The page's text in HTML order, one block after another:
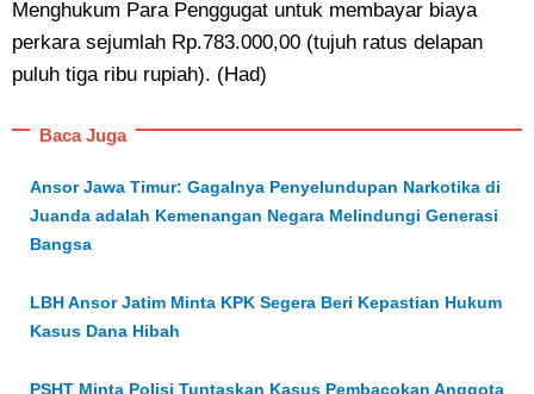
Menghukum Para Penggugat untuk membayar biaya
perkara sejumlah Rp.783.000,00 (tujuh ratus delapan
puluh tiga ribu rupiah). (Had)
Baca Juga
Ansor Jawa Timur: Gagalnya Penyelundupan Narkotika di
Juanda adalah Kemenangan Negara Melindungi Generasi
Bangsa
LBH Ansor Jatim Minta KPK Segera Beri Kepastian Hukum
Kasus Dana Hibah
PSHT Minta Polisi Tuntaskan Kasus Pembacokan Anggota